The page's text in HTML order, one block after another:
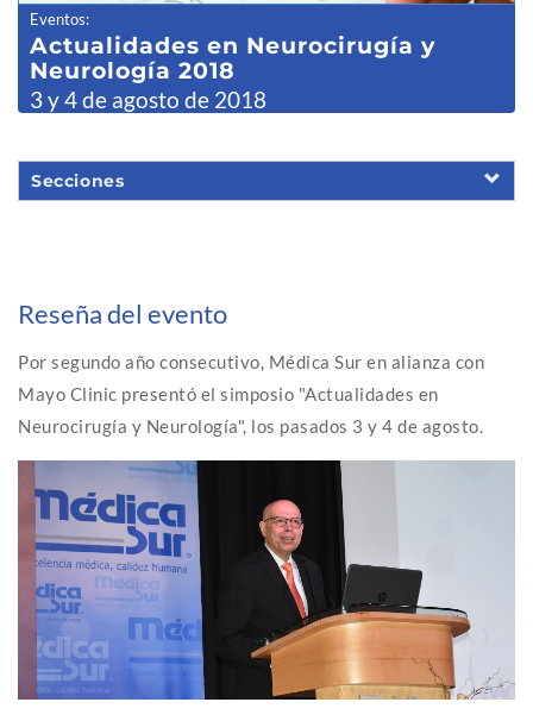
Eventos:
Actualidades en Neurocirugía y
Neurología 2018
3 y 4 de agosto de 2018
Secciones
Reseña del evento
Por segundo año consecutivo, Médica Sur en alianza con
Mayo Clinic presentó el simposio "Actualidades en
Neurocirugía y Neurología", los pasados 3 y 4 de agosto.